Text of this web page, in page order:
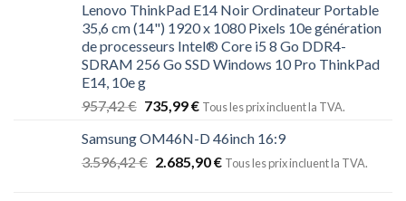
Lenovo ThinkPad E14 Noir Ordinateur Portable
35,6 cm (14") 1920 x 1080 Pixels 10e génération
de processeurs Intel® Core i5 8 Go DDR4-
SDRAM 256 Go SSD Windows 10 Pro ThinkPad
E14, 10e g
957,42€ 735,99€ Tous les prix incluent la TVA.
Samsung OM46N-D 46inch 16:9
3.596,42€ 2.685,90€ Tous les prix incluent la TVA.